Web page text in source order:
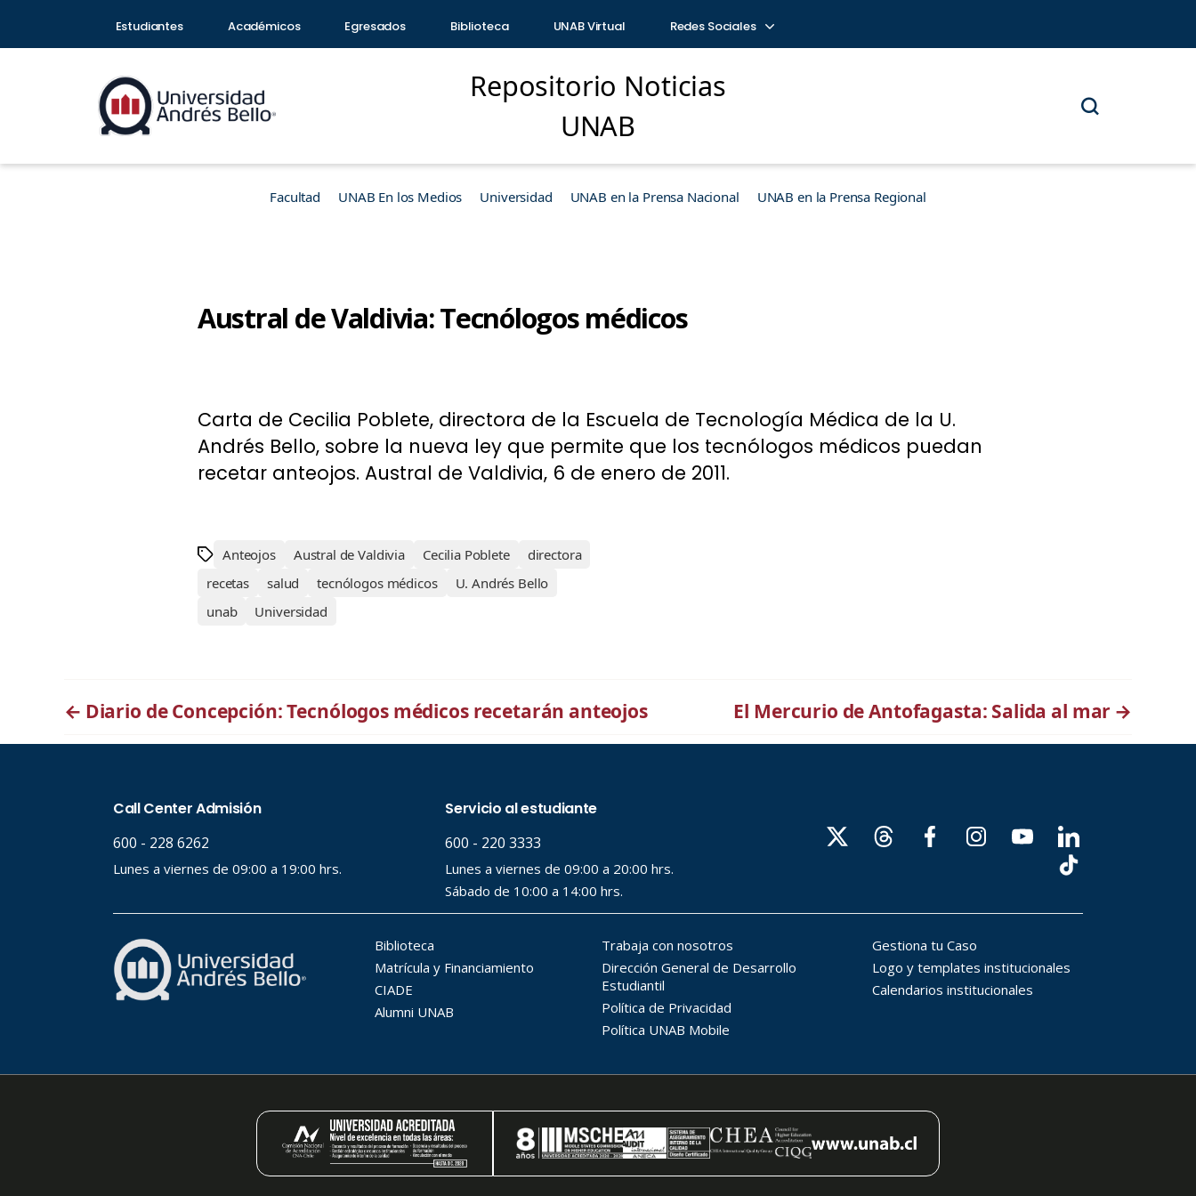
Estudiantes Académicos Egresados Biblioteca UNAB Virtual Redes Sociales
Repositorio Noticias
UNAB
Facultad UNAB En los Medios Universidad UNAB en la Prensa Nacional UNAB en la Prensa Regional
Austral de Valdivia: Tecnólogos médicos
Carta de Cecilia Poblete, directora de la Escuela de Tecnología Médica de la U.
Andrés Bello, sobre la nueva ley que permite que los tecnólogos médicos puedan
recetar anteojos. Austral de Valdivia, 6 de enero de 2011.
Anteojos Austral de Valdivia Cecilia Poblete
directora
recetas
salud tecnólogos médicos
U. Andrés Bello
unab
Universidad
← Diario de Concepción: Tecnólogos médicos recetarán anteojos El Mercurio de Antofagasta: Salida al mar →